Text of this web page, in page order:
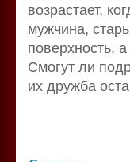
возрастает,
мужчина,
поверхность,
Смогут ли
их дружба